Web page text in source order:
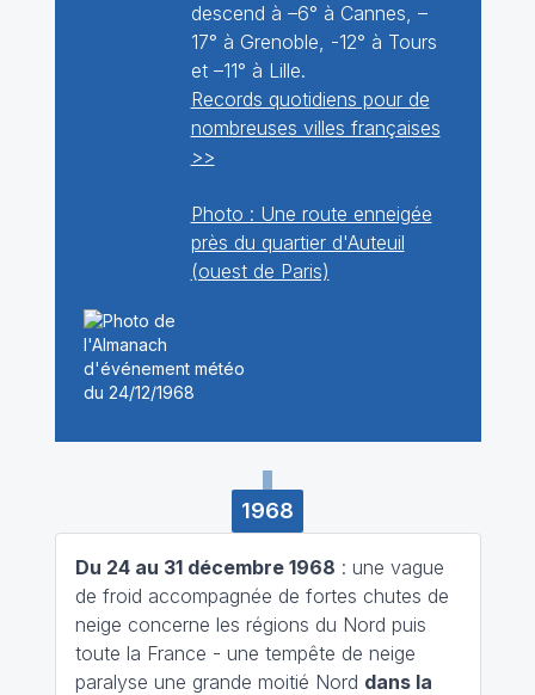
descend à –6° à Cannes, –
17° à Grenoble, -12° à Tours
et –11° à Lille.
Records quotidiens pour de
nombreuses villes françaises
>>
Photo : Une route enneigée
près du quartier d'Auteuil
(ouest de Paris)
1968
Du 24 au 31 décembre 1968 : une vague
de froid accompagnée de fortes chutes de
neige concerne les régions du Nord puis
toute la France - une tempête de neige
paralyse une grande moitié Nord dans la